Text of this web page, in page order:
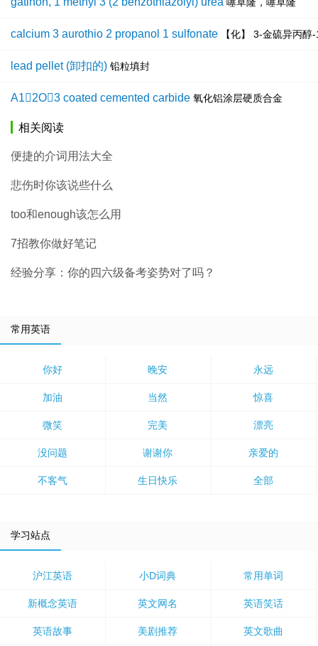
噻草隆，噻草隆
calcium 3 aurothio 2 propanol 1 sulfonate 【化】 3-金硫异丙醇
lead pellet (卸扣的) 铅粒填封
A12O3 coated cemented carbide 氧化铝涂层硬质合金
相关阅读
便捷的介词用法大全
悲伤时你该说些什么
too和enough该怎么用
7招教你做好笔记
经验分享：你的四六级备考姿势对了吗？
常用英语
你好 晚安 永远
加油 当然 惊喜
微笑 完美 漂亮
没问题 谢谢你 亲爱的
不客气 生日快乐 全部
学习站点
沪江英语 小D词典 常用单词
新概念英语 英文网名 英语笑话
英语故事 美剧推荐 英文歌曲